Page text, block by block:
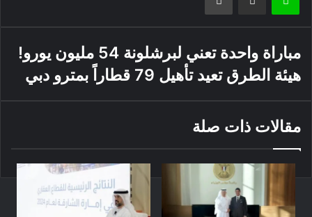
مباراة واحدة تعني لبرشلونة 54 مليون يورو!
هيئة الطرق تعيد تأهيل 79 قطاراً بمترو دبي
مقالات ذات صلة